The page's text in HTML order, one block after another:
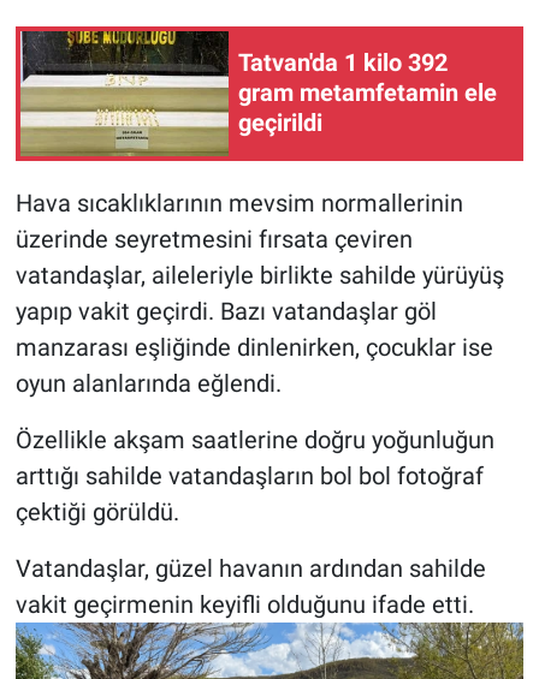
Tatvan'da 1 kilo 392
gram metamfetamin ele
geçirildi
Hava sıcaklıklarının mevsim normallerinin
üzerinde seyretmesini fırsata çeviren
vatandaşlar, aileleriyle birlikte sahilde yürüyüş
yapıp vakit geçirdi. Bazı vatandaşlar göl
manzarası eşliğinde dinlenirken, çocuklar ise
oyun alanlarında eğlendi.
Özellikle akşam saatlerine doğru yoğunluğun
arttığı sahilde vatandaşların bol bol fotoğraf
çektiği görüldü.
Vatandaşlar, güzel havanın ardından sahilde
vakit geçirmenin keyifli olduğunu ifade etti.